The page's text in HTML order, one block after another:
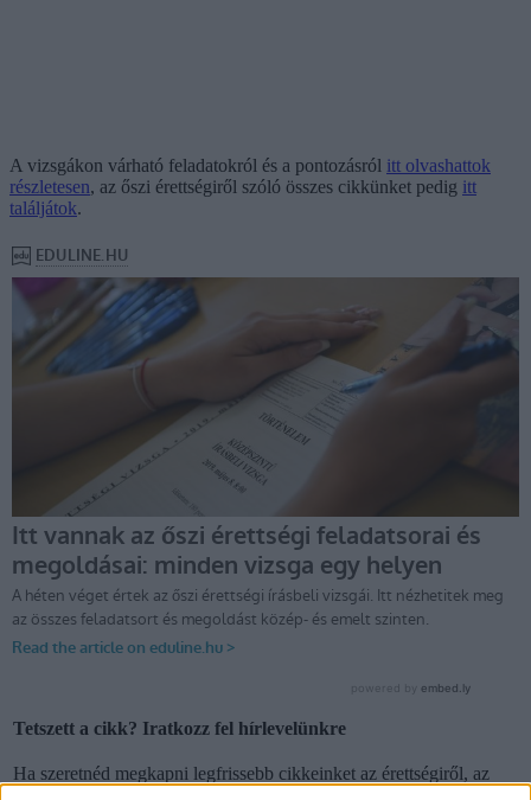
A vizsgákon várható feladatokról és a pontozásról itt olvashattok
részletesen, az őszi érettségiről szóló összes cikkünket pedig itt
találjátok.
Tetszett a cikk? Iratkozz fel hírlevelünkre
Ha szeretnéd megkapni legfrissebb cikkeinket az érettségiről, az